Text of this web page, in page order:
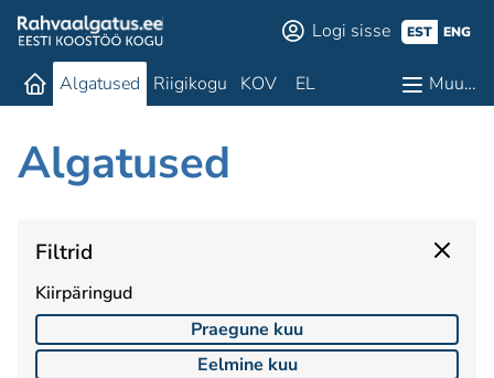
Logi sisse EST ENG
Algatused Riigikogu KOV EL Muu…
Algatused
Filtrid
Kiirpäringud
Praegune kuu
Eelmine kuu